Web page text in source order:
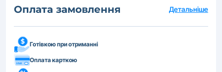
Оплата замовлення Детальніше
Готівкою при отриманні
Оплата карткою